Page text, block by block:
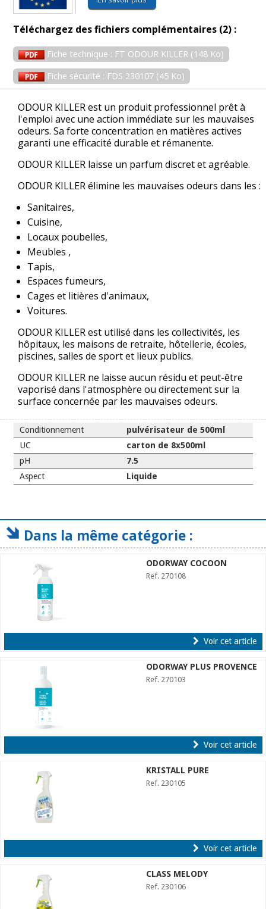
Téléchargez des fichiers complémentaires (2) :
Fiche technique : FT ODOUR KILLER (148 Ko)
Fiche sécurité : FDS 230107 (45 Ko)
ODOUR KILLER est un produit professionnel prêt à
l'emploi avec une action immédiate sur les mauvaises
odeurs. Sa forte concentration en matières actives
garanti une efficacité durable et rémanente.
ODOUR KILLER laisse un parfum discret et agréable.
ODOUR KILLER élimine les mauvaises odeurs dans les :
Sanitaires,
Cuisine,
Locaux poubelles,
Meubles ,
Tapis,
Espaces fumeurs,
Cages et litières d'animaux,
Voitures.
ODOUR KILLER est utilisé dans les collectivités, les
hôpitaux, les maisons de retraite, hôtellerie, écoles,
piscines, salles de sport et lieux publics.
ODOUR KILLER ne laisse aucun résidu et peut-être
vaporisé dans l'atmosphère ou directement sur la
surface concernée par les mauvaises odeurs.
Conditionnement
pulvérisateur de 500ml
UC
carton de 8x500ml
pH
7.5
Aspect
Liquide
Dans la même catégorie :
ODORWAY COCOON
Ref. 270108
Voir cet article
ODORWAY PLUS PROVENCE
Ref. 270103
Voir cet article
KRISTALL PURE
Ref. 230105
Voir cet article
CLASS MELODY
Ref. 230106